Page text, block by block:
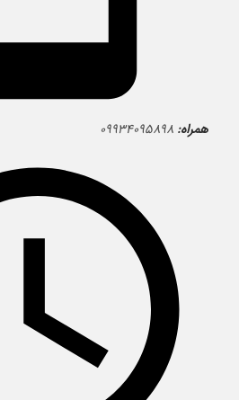
همراه: ۰۹۹۳۴۰۹۵۸۹۸